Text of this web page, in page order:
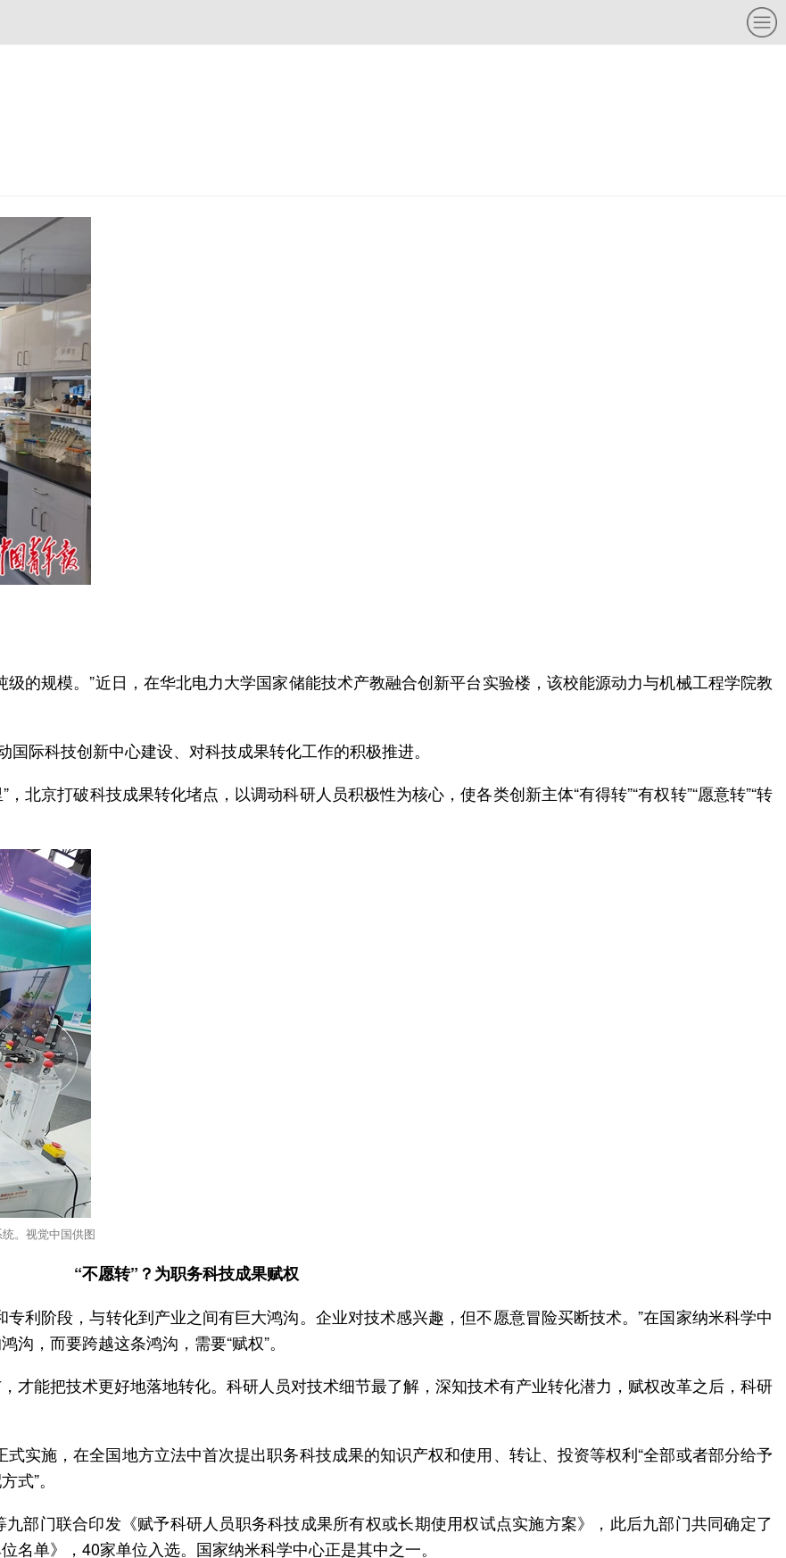
的规模。”近日，在华北电力大学国家储能技术产教融合创新平台实验楼，该校能源动力与机械工程学院教
际科技创新中心建设、对科技成果转化工作的积极推进。
北京打破科技成果转化堵点，以调动科研人员积极性为核心，使各类创新主体“有得转”“有权转”“愿意转”“转
。视觉中国供图
“不愿转”？为职务科技成果赋权
利阶段，与转化到产业之间有巨大鸿沟。企业对技术感兴趣，但不愿意冒险买断技术。”在国家纳米科学中
，而要跨越这条鸿沟，需要“赋权”。
才能把技术更好地落地转化。科研人员对技术细节最了解，深知技术有产业转化潜力，赋权改革之后，科研
实施，在全国地方立法中首次提出职务科技成果的知识产权和使用、转让、投资等权利“全部或者部分给予
式”。
部门联合印发《赋予科研人员职务科技成果所有权或长期使用权试点实施方案》，此后九部门共同确定了
名单》，40家单位入选。国家纳米科学中心正是其中之一。